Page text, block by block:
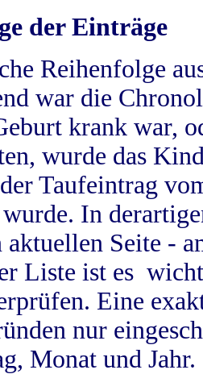
der Einträge
Reihenfolge
war die
krank war,
wurde das
Taufeintrag
In
aktuellen Seite -
Liste ist es
Eine
nur
Monat und Jahr.